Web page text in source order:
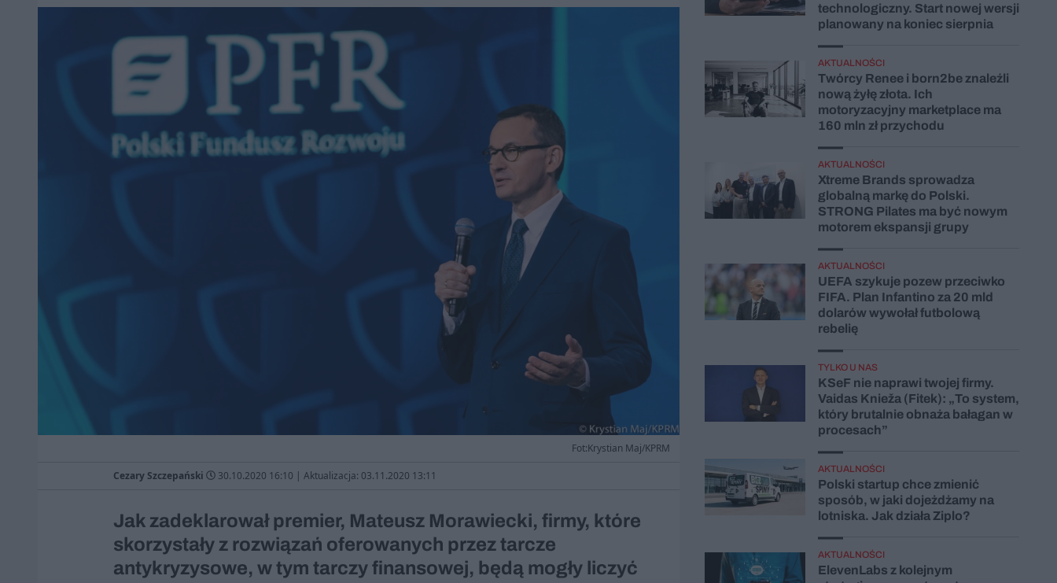
Fot:Krystian Maj/KPRM
Cezary Szczepański 30.10.2020 16:10 | Aktualizacja: 03.11.2020 13:11
Jak zadeklarował premier, Mateusz Morawiecki, firmy, które
skorzystały z rozwiązań oferowanych przez tarcze
antykryzysowe, w tym tarczy finansowej, będą mogły liczyć
technologiczny. Start nowej wersji
planowany na koniec sierpnia
AKTUALNOŚCI
Twórcy Renee i born2be znaleźli
nową żyłę złota. Ich
motoryzacyjny marketplace ma
160 mln zł przychodu
AKTUALNOŚCI
Xtreme Brands sprowadza
globalną markę do Polski.
STRONG Pilates ma być nowym
motorem ekspansji grupy
AKTUALNOŚCI
UEFA szykuje pozew przeciwko
FIFA. Plan Infantino za 20 mld
dolarów wywołał futbolową
rebelię
TYLKO U NAS
KSeF nie naprawi twojej firmy.
Vaidas Knieža (Fitek): „To system,
który brutalnie obnaża bałagan w
procesach”
AKTUALNOŚCI
Polski startup chce zmienić
sposób, w jaki dojeżdżamy na
lotniska. Jak działa Ziplo?
AKTUALNOŚCI
ElevenLabs z kolejnym